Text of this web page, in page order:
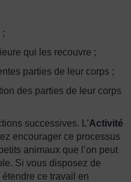
;
qui les recouvre ;
parties de leur corps ;
des parties de leur corps
successives. L’Activité
encourager ce processus
animaux que l’on peut
Si vous disposez de
ce travail en